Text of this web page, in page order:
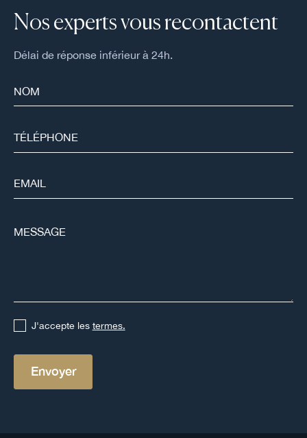
Nos experts vous recontactent
Délai de réponse inférieur à 24h.
J'accepte les termes.